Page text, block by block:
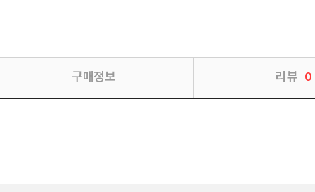
구매정보 리뷰 0